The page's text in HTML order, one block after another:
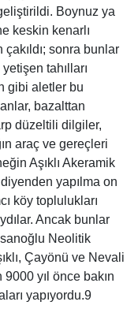
Boynuz ya
keskin kenarlı
sonra bunlar
tahılları
gibi aletler bu
bazalttan
düzeltili dilgiler,
araç ve gereçleri
Aşıklı Akeramik
yapılma on
köy toplulukları
Ancak bunlar
Neolitik
Çayönü ve Nevali
yıl önce bakın
yapıyordu.9